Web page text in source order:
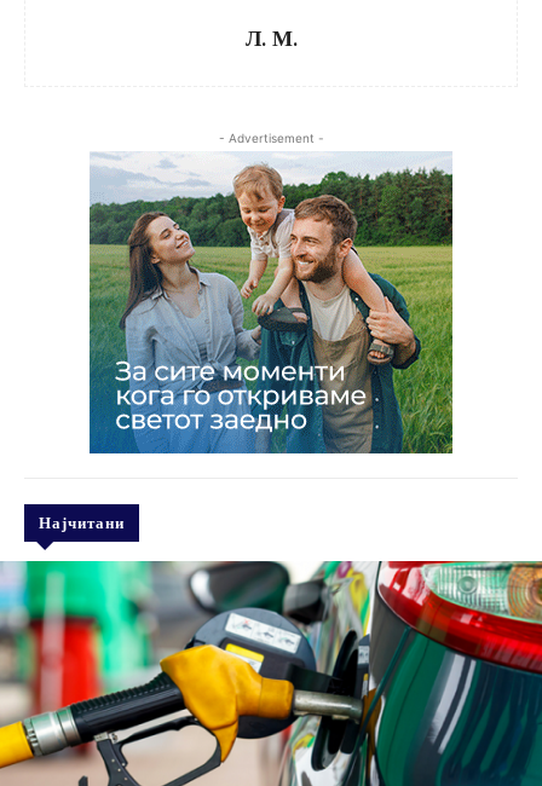
Л. М.
- Advertisement -
Најчитани